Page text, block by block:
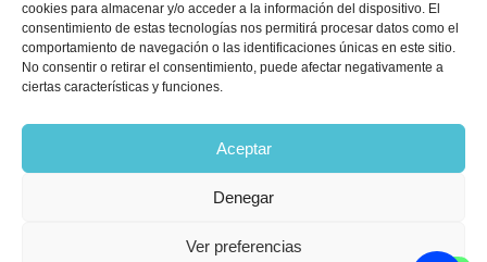
cookies para almacenar y/o acceder a la información del dispositivo. El
consentimiento de estas tecnologías nos permitirá procesar datos como el
comportamiento de navegación o las identificaciones únicas en este sitio.
No consentir o retirar el consentimiento, puede afectar negativamente a
ciertas características y funciones.
Aceptar
Denegar
Ver preferencias
Aviso legal
Política de privacidad
Política de cookies (UE)
Accesibilidad